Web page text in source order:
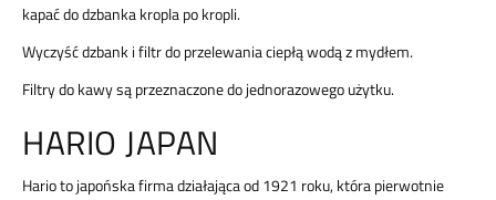
kapać do dzbanka kropla po kropli.
Wyczyść dzbank i filtr do przelewania ciepłą wodą z mydłem.
Filtry do kawy są przeznaczone do jednorazowego użytku.
HARIO JAPAN
Hario to japońska firma działająca od 1921 roku, która pierwotnie